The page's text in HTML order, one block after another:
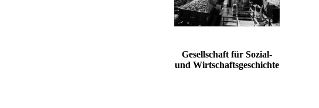
Gesellschaft für Sozial-
und Wirtschaftsgeschichte